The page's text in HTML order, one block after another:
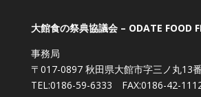
大館食の祭典協議会 – ODATE FOOD
事務局
〒017-0897 秋田県大館市字三ノ丸13
TEL:0186-59-6333 FAX:0186-42-